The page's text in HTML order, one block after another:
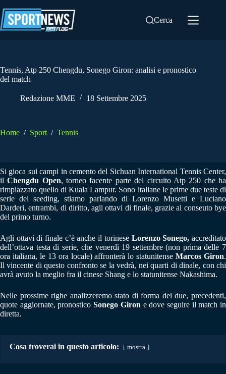
al
contenuto
Cerca
Tennis, Atp 250 Chengdu, Sonego Giron: analisi e pronostico
del match
Redazione MME 18 Settembre 2025
Home / Sport / Tennis
Si gioca sui campi in cemento del Sichuan International Tennis Center,
il Chengdu Open, torneo facente parte del circuito Atp 250 che ha
rimpiazzato quello di Kuala Lampur. Sono italiane le prime due teste di
serie del seeding, stiamo parlando di Lorenzo Musetti e Luciano
Darderi, entrambi, di diritto, agli ottavi di finale, grazie al conseuto bye
del primo turno.
Agli ottavi di finale c’è anche il torinese Lorenzo Sonego, accreditato
dell’ottava testa di serie, che venerdì 19 settembre (non prima delle 7
ora italiana, le 13 ora locale) affronterà lo statunitense Marcos Giron.
Il vincente di questo confronto se la vedrà, nei quarti di dinale, con chi
avrà avuto la meglio fra il cinese Shang e lo statunitense Nakashima.
Nelle prossime righe analizzeremo stato di forma dei due, precedenti,
quote aggiornate, pronosticoSonego Giron e dove seguire il match in
diretta.
Cosa troverai in questo articolo: mostra